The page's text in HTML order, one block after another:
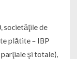
societăţile de
plătite – IBP
şi totale),